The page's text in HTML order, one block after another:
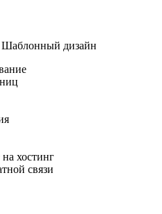
Шаблонный дизайн
хостинг
связи